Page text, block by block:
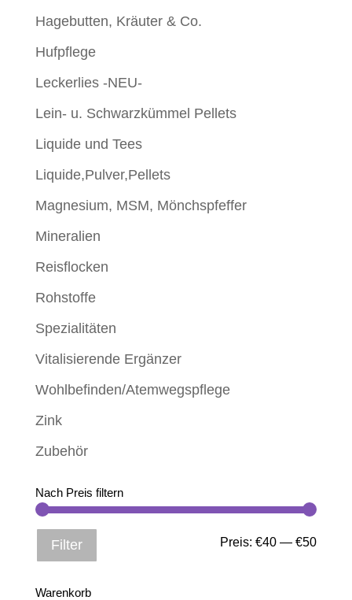
Hagebutten, Kräuter & Co.
Hufpflege
Leckerlies -NEU-
Lein- u. Schwarzkümmel Pellets
Liquide und Tees
Liquide,Pulver,Pellets
Magnesium, MSM, Mönchspfeffer
Mineralien
Reisflocken
Rohstoffe
Spezialitäten
Vitalisierende Ergänzer
Wohlbefinden/Atemwegspflege
Zink
Zubehör
Nach Preis filtern
Min.
Max.
Filter Preis:€40 —€50
Warenkorb